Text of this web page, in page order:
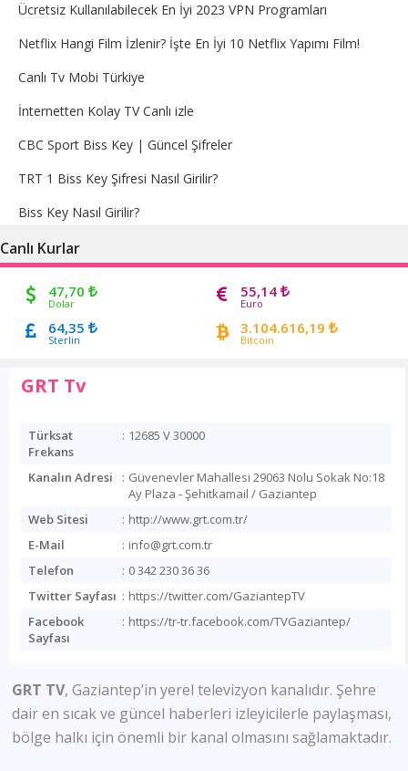
Ücretsiz Kullanılabilecek En İyi 2023 VPN Programları
Netflix Hangi Film İzlenir? İşte En İyi 10 Netflix Yapımı Film!
Canlı Tv Mobi Türkiye
İnternetten Kolay TV Canlı izle
CBC Sport Biss Key | Güncel Şifreler
TRT 1 Biss Key Şifresi Nasıl Girilir?
Biss Key Nasıl Girilir?
Canlı Kurlar
47,70
Dolar
55,14
Euro
64,35
Sterlin
3.104.616,19
Bitcoin
GRT Tv
Türksat
Frekans
: 12685 V 30000
Kanalın Adresi : Güvenevler Mahallesi 29063 Nolu Sokak No:18
Ay Plaza - Şehitkamail / Gaziantep
Web Sitesi
: http://www.grt.com.tr/
E-Mail
: info@grt.com.tr
Telefon
: 0 342 230 36 36
Twitter Sayfası : https://twitter.com/GaziantepTV
Facebook
Sayfası
: https://tr-tr.facebook.com/TVGaziantep/
GRT TV, Gaziantep’in yerel televizyon kanalıdır. Şehre
dair en sıcak ve güncel haberleri izleyicilerle paylaşması,
bölge halkı için önemli bir kanal olmasını sağlamaktadır.